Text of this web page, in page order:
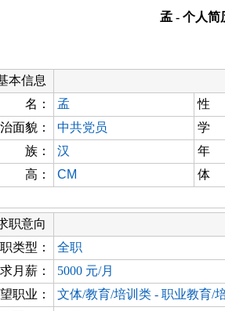
孟 - 个人简
本信息
名：
孟
性
面貌：
中共党员
学
族：
汉
年
高：
CM 体
职意向
类型：
全职
月薪：
5000 元/月
职业：
文体/教育/培训类 - 职业教育/